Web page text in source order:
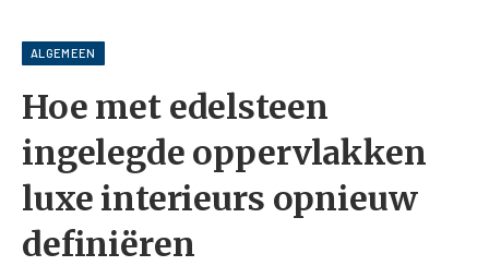
ALGEMEEN
Hoe met edelsteen
ingelegde oppervlakken
luxe interieurs opnieuw
definiëren